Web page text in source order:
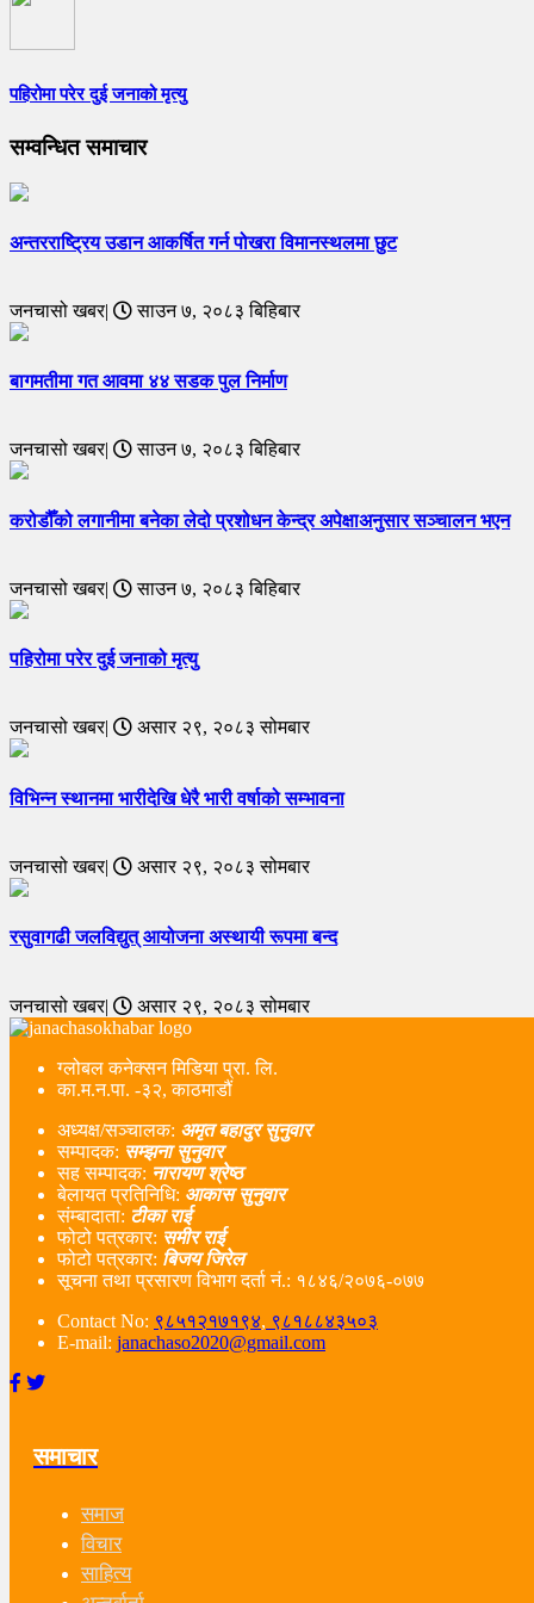
पहिरोमा परेर दुई जनाको मृत्यु
सम्वन्धित समाचार
अन्तरराष्ट्रिय उडान आकर्षित गर्न पोखरा विमानस्थलमा छुट
जनचासो खबर| साउन ७, २०८३ बिहिबार
बागमतीमा गत आवमा ४४ सडक पुल निर्माण
जनचासो खबर| साउन ७, २०८३ बिहिबार
करोडौँको लगानीमा बनेका लेदो प्रशोधन केन्द्र अपेक्षाअनुसार सञ्चालन भएन
जनचासो खबर| साउन ७, २०८३ बिहिबार
पहिरोमा परेर दुई जनाको मृत्यु
जनचासो खबर| असार २९, २०८३ सोमबार
विभिन्न स्थानमा भारीदेखि धेरै भारी वर्षाको सम्भावना
जनचासो खबर| असार २९, २०८३ सोमबार
रसुवागढी जलविद्युत् आयोजना अस्थायी रूपमा बन्द
जनचासो खबर| असार २९, २०८३ सोमबार
ग्लोबल कनेक्सन मिडिया प्रा. लि.
का.म.न.पा. -३२, काठमाडौं
अध्यक्ष/सञ्चालक: अमृत बहादुर सुनुवार
सम्पादक: सम्झना सुनुवार
सह सम्पादक: नारायण श्रेष्ठ
बेलायत प्रतिनिधि: आकास सुनुवार
संम्बादाता: टीका राई
फोटो पत्रकार: समीर राई
फोटो पत्रकार: बिजय जिरेल
सूचना तथा प्रसारण विभाग दर्ता नं‌.: १८४६/२०७६-०७७
Contact No: ९८५१२१७१९४, ९८१८८४३५०३
E-mail: janachaso2020@gmail.com
समाचार
समाज
विचार
साहित्य